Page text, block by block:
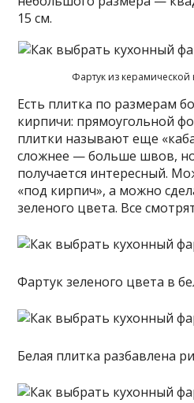
15 см.
Фартук из керамической
Есть плитка по размерам
кирпичи: прямоугольной
плитки называют еще
сложнее — больше швов,
получается интересный.
«под кирпич», а можно
зеленого цвета. Все
Фартук зеленого цвета в
Белая плитка разбавлена